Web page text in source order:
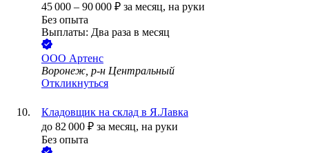
45 000 – 90 000 ₽ за месяц, на руки
Без опыта
Выплаты: Два раза в месяц
ООО Артенс
Воронеж, р-н Центральный
Откликнуться
Кладовщик на склад в Я.Лавка
до 82 000 ₽ за месяц, на руки
Без опыта